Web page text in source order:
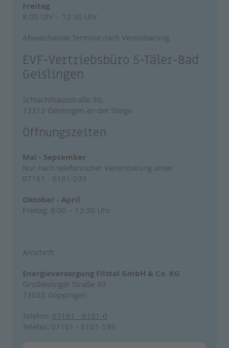
Freitag
8:00 Uhr – 12:30 Uhr
Abweichende Termine nach Vereinbarung.
EVF-Vertriebsbüro 5-Täler-Bad
Geislingen
Schlachthausstraße 30,
73312 Geislingen an der Steige
Öffnungszeiten
Mai - September
Nur nach telefonischer Vereinbarung unter
07161 - 6101-235
Oktober - April
Freitag: 8:00 – 12:30 Uhr
Anschrift
Energieversorgung Filstal GmbH & Co. KG
Großeislinger Straße 30
73033 Göppingen
Telefon: 07161 - 6101-0
Telefax: 07161 - 6101-199